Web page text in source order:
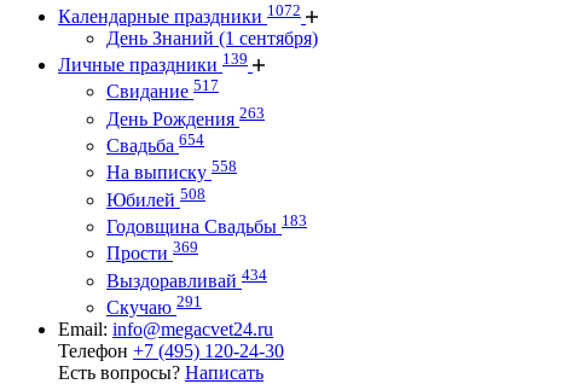
Календарные праздники 1072
День Знаний (1 сентября)
Личные праздники 139
Свидание 517
День Рождения 263
Свадьба 654
На выписку 558
Юбилей 508
Годовщина Свадьбы 183
Прости 369
Выздоравливай 434
Скучаю 291
Email: info@megacvet24.ru
Телефон +7 (495) 120-24-30
Есть вопросы? Написать